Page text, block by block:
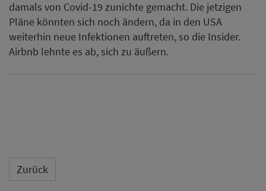
damals von Covid-19 zunichte gemacht. Die jetzigen
Pläne könnten sich noch ändern, da in den USA
weiterhin neue Infektionen auftreten, so die Insider.
Airbnb lehnte es ab, sich zu äußern.
Zurück